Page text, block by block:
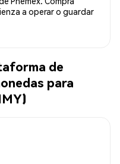
a operar o guardar
de
para